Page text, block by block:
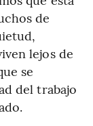
de
lejos de
se
del trabajo